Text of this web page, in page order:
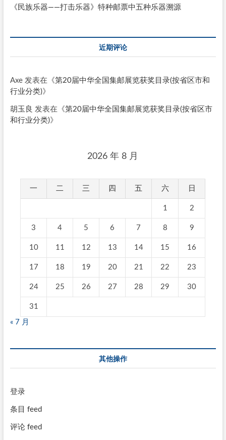
《民族乐器——打击乐器》特种邮票中五种乐器溯源
近期评论
Axe发表在《第20届中华全国集邮展览获奖目录(按省区市和
行业分类)》
胡玉良 发表在《第20届中华全国集邮展览获奖目录(按省区市
和行业分类)》
2026 年 8 月
一 二 三 四 五 六 日
1 2
3 4 5 6 7 8 9
10 11 12 13 14 15 16
17 18 19 20 21 22 23
24 25 26 27 28 29 30
31
« 7 月
其他操作
登录
条目 feed
评论 feed